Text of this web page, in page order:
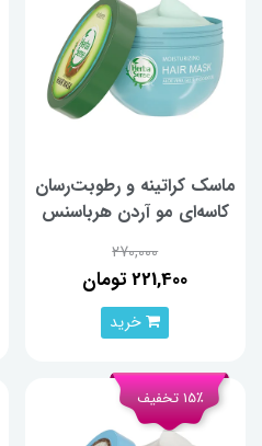
ماسک کراتینه و رطوبت‌رسان
کاسه‌ای مو آردن هرباسنس
270,000
221,400 تومان
خرید
15٪ تخفیف